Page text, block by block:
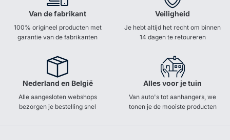
Van de fabrikant
100% origineel producten met
garantie van de fabrikanten
Veiligheid
Je hebt altijd het recht om binnen
14 dagen te retoureren
Nederland en België
Alle aangesloten webshops
bezorgen je bestelling snel
Alles voor je tuin
Van auto's tot aanhangers, we
tonen je de mooiste producten